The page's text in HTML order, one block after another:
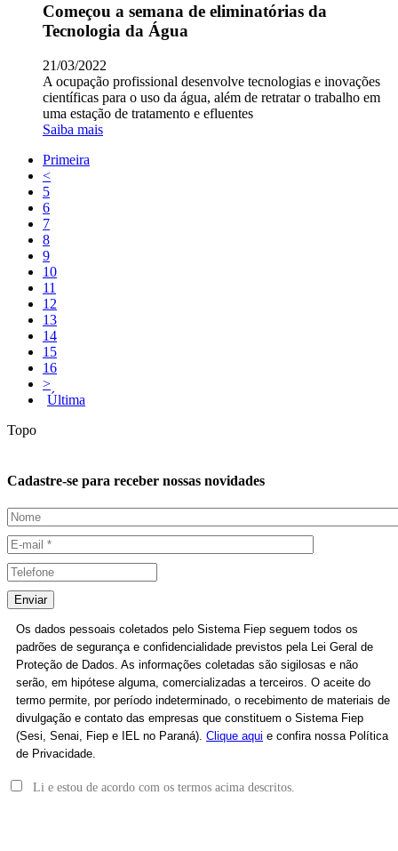
Começou a semana de eliminatórias da
Tecnologia da Água
21/03/2022
A ocupação profissional desenvolve tecnologias e inovações
científicas para o uso da água, além de retratar o trabalho em
uma estação de tratamento e efluentes
Saiba mais
Primeira
<
5
6
7
8
9
10
11
12
13
14
15
16
>
Última
Topo
Cadastre-se para receber nossas novidades
Enviar
Os dados pessoais coletados pelo Sistema Fiep seguem todos os
padrões de segurança e confidencialidade previstos pela Lei Geral de
Proteção de Dados. As informações coletadas são sigilosas e não
serão, em hipótese alguma, comercializadas a terceiros. O aceite do
termo permite, por período indeterminado, o recebimento de materiais de
divulgação e contato das empresas que constituem o Sistema Fiep
(Sesi, Senai, Fiep e IEL no Paraná). Clique aqui e confira nossa Política
de Privacidade.
Li e estou de acordo com os termos acima descritos.